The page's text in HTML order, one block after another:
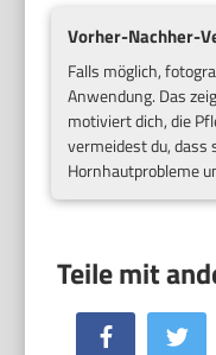
Vorher-Nachher-
Falls möglich,
Anwendung. Das
motiviert dich, die
vermeidest du, dass
Hornhautprobleme
Facebook